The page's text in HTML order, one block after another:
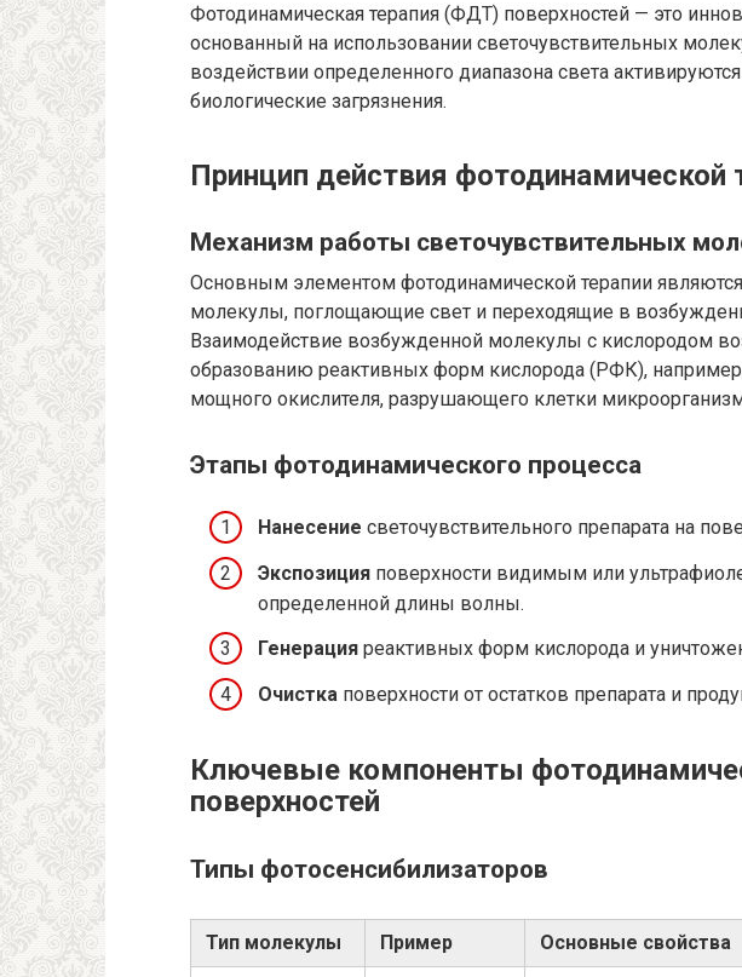
Фотодинамическая терапия (ФДТ) поверхностей — это
основанный на использовании светочувствительных
воздействии определенного диапазона света
биологические загрязнения.
Принцип действия фотодинамической
Механизм работы светочувствительных
Основным элементом фотодинамической терапии
молекулы, поглощающие свет и переходящие в
Взаимодействие возбужденной молекулы с кислородом
образованию реактивных форм кислорода (РФК),
мощного окислителя, разрушающего клетки
Этапы фотодинамического процесса
Нанесение светочувствительного препарата на
Экспозиция поверхности видимым или
определенной длины волны.
Генерация реактивных форм кислорода и
Очистка поверхности от остатков препарата и
Ключевые компоненты
поверхностей
Типы фотосенсибилизаторов
Тип молекулы Пример Основные свойства